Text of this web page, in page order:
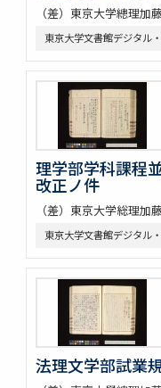
（差）東京大学總理
東京大学文書館デジタル
理学部学科課程
改正ノ件
（差）東京大学総理
東京大学文書館デジタル
法理文学部試業